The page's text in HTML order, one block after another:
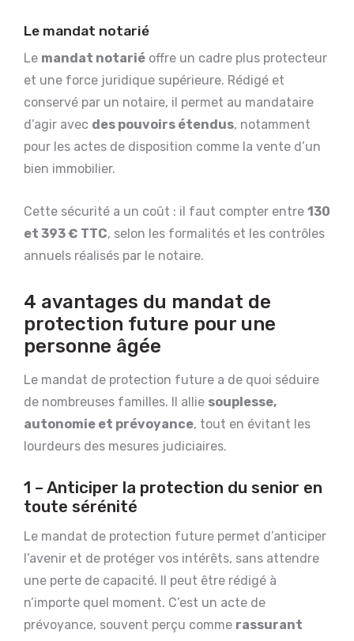
Le mandat notarié
Le mandat notarié offre un cadre plus protecteur
et une force juridique supérieure. Rédigé et
conservé par un notaire, il permet au mandataire
d’agir avec des pouvoirs étendus, notamment
pour les actes de disposition comme la vente d’un
bien immobilier.
Cette sécurité a un coût : il faut compter entre 130
et 393 € TTC, selon les formalités et les contrôles
annuels réalisés par le notaire.
4 avantages du mandat de
protection future pour une
personne âgée
Le mandat de protection future a de quoi séduire
de nombreuses familles. Il allie souplesse,
autonomie et prévoyance, tout en évitant les
lourdeurs des mesures judiciaires.
1 – Anticiper la protection du senior en
toute sérénité
Le mandat de protection future permet d’anticiper
l’avenir et de protéger vos intérêts, sans attendre
une perte de capacité. Il peut être rédigé à
n’importe quel moment. C’est un acte de
prévoyance, souvent perçu comme rassurant